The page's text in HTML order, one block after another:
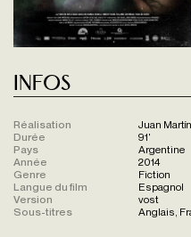
Infos
Réalisation
Juan
Durée
91'
Pays
Argentine
Année
2014
Genre
Fiction
Langue du film
Espagnol
Version
vost
Sous-titres
Anglais,